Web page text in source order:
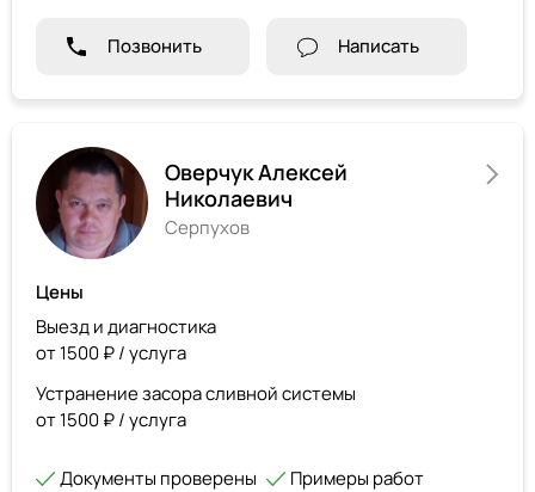
Позвонить Написать
Оверчук Алексей
Николаевич
Серпухов
Цены
Выезд и диагностика
от 1500 ₽ / услуга
Устранение засора сливной системы
от 1500 ₽ / услуга
Документы проверены Примеры работ